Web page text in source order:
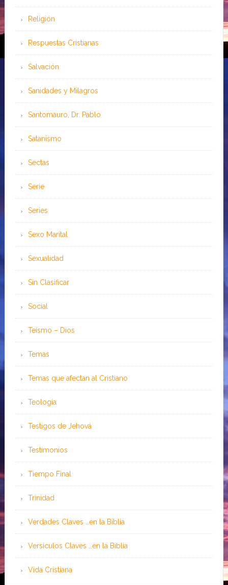
Religión
Respuestas Cristianas
Salvación
Sanidades y Milagros
Santomauro, Dr. Pablo
Satanismo
Sectas
Serie
Series
Sexo Marital
Sexualidad
Sin Clasificar
Social
Teísmo – Dios
Temas
Temas que afectan al Cristiano
Teología
Testigos de Jehová
Testimonios
Tiempo Final
Trinidad
Verdades Claves …en la Biblia
Versículos Claves …en la Biblia
Vida Cristiana